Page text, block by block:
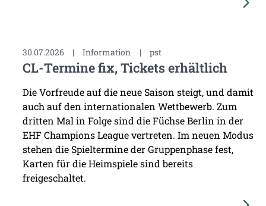
30.07.2026 | Information | pst
CL-Termine fix, Tickets erhältlich
Die Vorfreude auf die neue Saison steigt, und damit
auch auf den internationalen Wettbewerb. Zum
dritten Mal in Folge sind die Füchse Berlin in der
EHF Champions League vertreten. Im neuen Modus
stehen die Spieltermine der Gruppenphase fest,
Karten für die Heimspiele sind bereits
freigeschaltet.